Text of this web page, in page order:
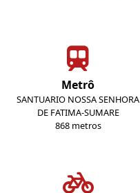
Metrô
SANTUARIO NOSSA SENHORA
DE FATIMA-SUMARE
868 metros